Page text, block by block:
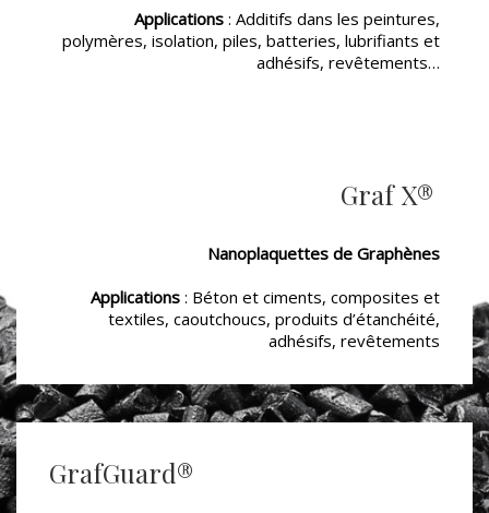
Applications : Additifs dans les peintures,
polymères, isolation, piles, batteries, lubrifiants et
adhésifs, revêtements…
Graf X®
Nanoplaquettes de Graphènes
Applications : Béton et ciments, composites et
textiles, caoutchoucs, produits d’étanchéité,
adhésifs, revêtements
GrafGuard®